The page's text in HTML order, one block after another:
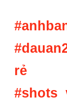
rẻ
#shots